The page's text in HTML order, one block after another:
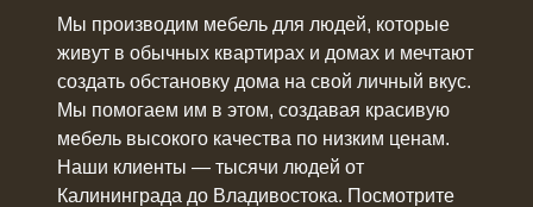
Мы производим мебель для людей, которые
живут в обычных квартирах и домах и мечтают
создать обстановку дома на свой личный вкус.
Мы помогаем им в этом, создавая красивую
мебель высокого качества по низким ценам.
Наши клиенты ― тысячи людей от
Калининграда до Владивостока. Посмотрите